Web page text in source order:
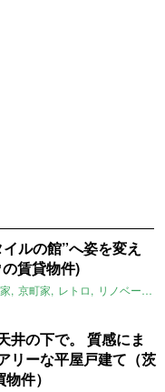
ルの館”へ姿を変え
賃貸物件)
京町家 レトロ リノベーション
井の下で。 質感にま
リーな平屋戸建て（茨
件）